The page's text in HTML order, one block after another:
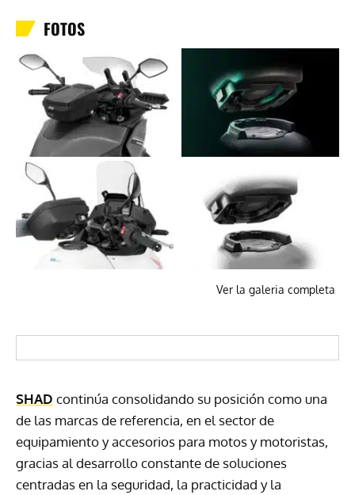
FOTOS
Ver la galeria completa
SHAD continúa consolidando su posición como una
de las marcas de referencia, en el sector de
equipamiento y accesorios para motos y motoristas,
gracias al desarrollo constante de soluciones
centradas en la seguridad, la practicidad y la